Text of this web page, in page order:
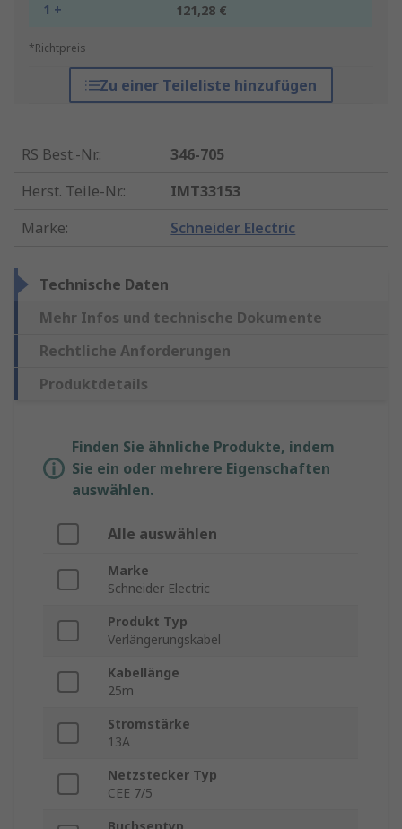
1 + 121,28 €
*Richtpreis
Zu einer Teileliste hinzufügen
RS Best.-Nr.:
346-705
Herst. Teile-Nr.:
IMT33153
Marke: Schneider Electric
Technische Daten
Mehr Infos und technische Dokumente
Rechtliche Anforderungen
Produktdetails
Finden Sie ähnliche Produkte, indem
Sie ein oder mehrere Eigenschaften
auswählen.
Alle auswählen
Marke
Schneider Electric
Produkt Typ
Verlängerungskabel
Kabellänge
25m
Stromstärke
13A
Netzstecker Typ
CEE 7/5